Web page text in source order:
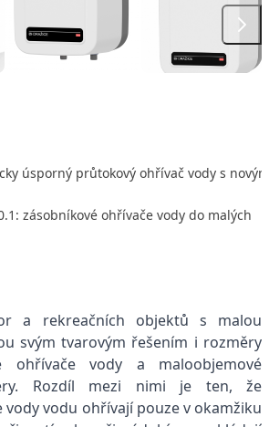
úsporný průtokový ohřívač vody s novým
zásobníkové ohřívače vody do malých
a rekreačních objektů s malou
svým tvarovým řešením i rozměry
ohřívače vody a maloobjemové
Rozdíl mezi nimi je ten, že
vodu ohřívají pouze v okamžiku